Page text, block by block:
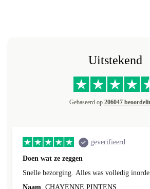
Uitstekend
Gebaseerd op 206047
geverifieerd
Doen wat ze zeggen
Snelle bezorging. Alles was volledig
Naam CHAYENNE PINTENS